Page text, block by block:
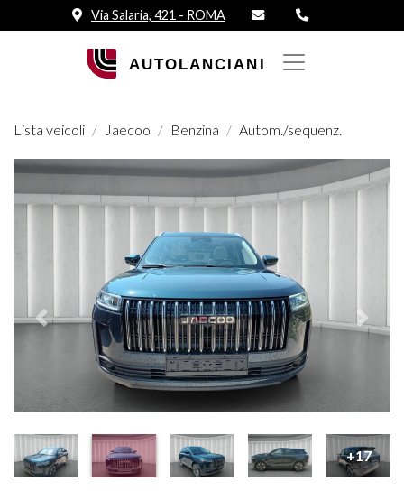
Via Salaria, 421 - ROMA
Lista veicoli Jaecoo Benzina Autom./sequenz.
Prededente
+17